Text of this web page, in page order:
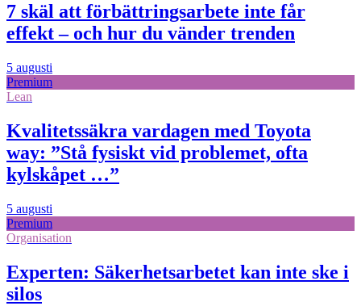
7 skäl att förbättringsarbete inte får
effekt – och hur du vänder trenden
5 augusti
Premium
Lean
Kvalitetssäkra vardagen med Toyota
way: ”Stå fysiskt vid problemet, ofta
kylskåpet …”
5 augusti
Premium
Organisation
Experten: Säkerhetsarbetet kan inte ske i
silos